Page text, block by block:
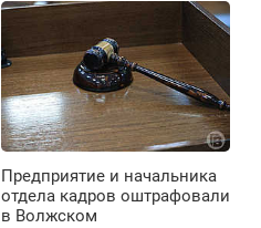
Предприятие и начальника
отдела кадров оштрафовали
в Волжском